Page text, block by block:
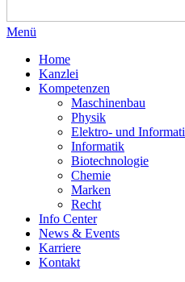
Menü
Home
Kanzlei
Kompetenzen
Maschinenbau
Physik
Elektro- und
Informatik
Biotechnologie
Chemie
Marken
Recht
Info Center
News & Events
Karriere
Kontakt